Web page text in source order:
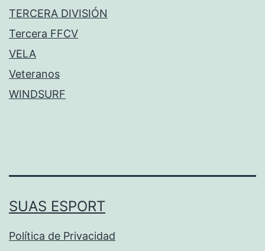
TERCERA DIVISIÓN
Tercera FFCV
VELA
Veteranos
WINDSURF
SUAS ESPORT
Política de Privacidad